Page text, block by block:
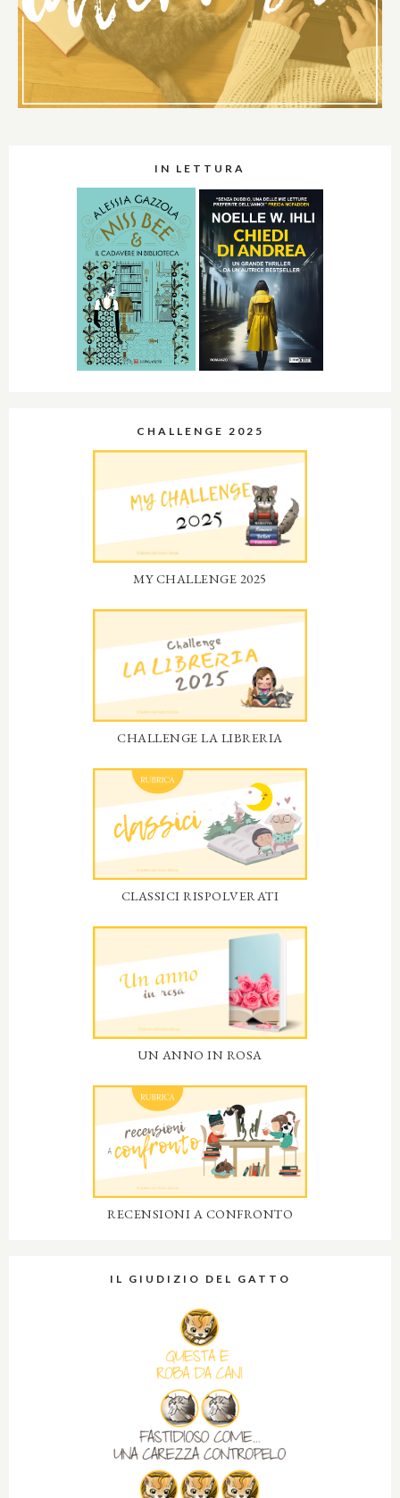
IN LETTURA
CHALLENGE 2025
MY CHALLENGE 2025
CHALLENGE LA LIBRERIA
CLASSICI RISPOLVERATI
UN ANNO IN ROSA
RECENSIONI A CONFRONTO
IL GIUDIZIO DEL GATTO